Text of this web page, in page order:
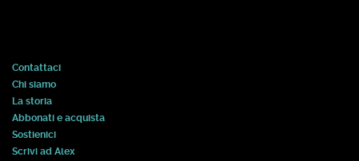
Contattaci
Chi siamo
La storia
Abbonati e acquista
Sostienici
Scrivi ad Alex